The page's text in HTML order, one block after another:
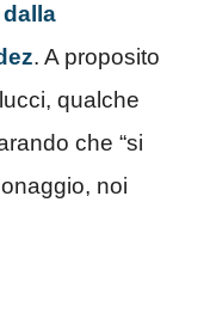
dalla
. A proposito
qualche
che “si
noi